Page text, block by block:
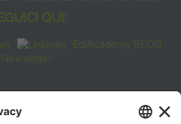
QUI:
EdiAcademy BLOG
Newsletter